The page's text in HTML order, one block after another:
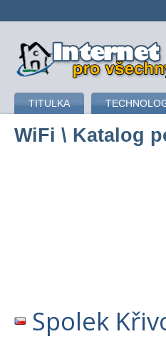
připojení k internetu
TITULKA
WiFi \ Katalog
Spolek